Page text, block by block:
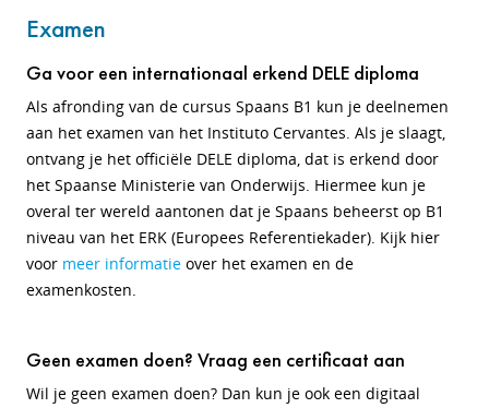
Examen
Ga voor een internationaal erkend DELE diploma
Als afronding van de cursus Spaans B1 kun je deelnemen
aan het examen van het Instituto Cervantes. Als je slaagt,
ontvang je het officiële DELE diploma, dat is erkend door
het Spaanse Ministerie van Onderwijs. Hiermee kun je
overal ter wereld aantonen dat je Spaans beheerst op B1
niveau van het ERK (Europees Referentiekader). Kijk hier
voor meer informatie over het examen en de
examenkosten.
Geen examen doen? Vraag een certificaat aan
Wil je geen examen doen? Dan kun je ook een digitaal